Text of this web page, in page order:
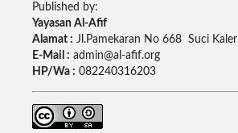
Published by:
Yayasan Al-Afif
Alamat : Jl.Pamekaran No 668 Suci Kaler
E-Mail : admin@al-afif.org
HP/Wa : 082240316203